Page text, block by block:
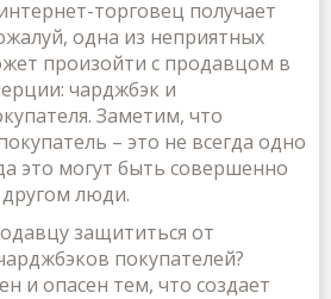
торговец получает
одна из неприятных
произойти с продавцом в
чарджбэк и
Заметим, что
– это не всегда одно
это могут быть совершенно
люди.
и опасен тем, что создает